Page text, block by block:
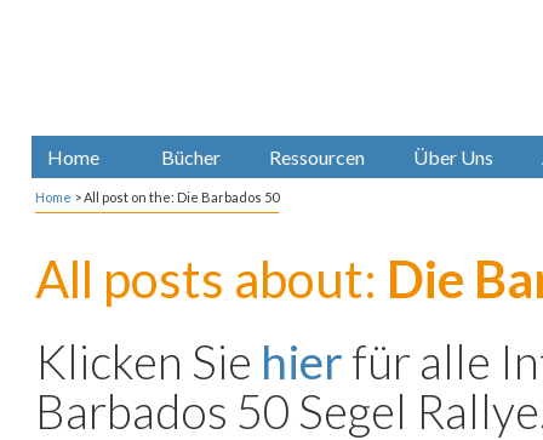
Home Bücher Ressourcen Über Uns
Home >All post on the: Die Barbados 50
All posts about: Die
Klicken Sie hierfür alle
Barbados 50 Segel